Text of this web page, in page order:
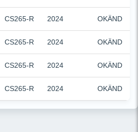
CS265-R 2024 OKÄND
CS265-R 2024 OKÄND
CS265-R 2024 OKÄND
CS265-R 2024 OKÄND